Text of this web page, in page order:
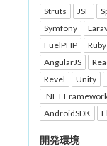
Struts JSF
Symfony
FuelPHP
AngularJS
Revel
Unity
.NET
AndroidSDK
開発環境